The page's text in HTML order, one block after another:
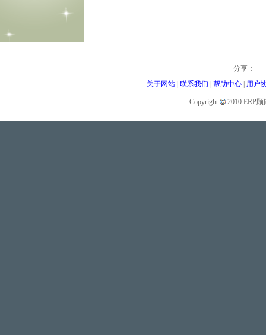
分享：
关于网站 联系我们 帮助中心 用户
Copyright 2010 ERP